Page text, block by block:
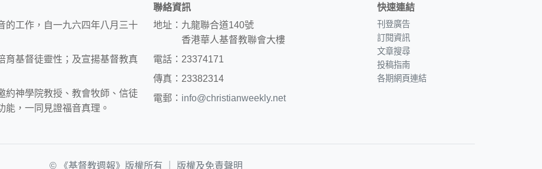
的工作，自一九六四年八月三十
育基督徒靈性；及宣揚基督教真
約神學院教授、教會牧師、信徒
，一同見證福音真理。
聯絡資訊
地址：九龍聯合道140號
香港華人基督教聯會大樓
電話：23374171
傳真：23382314
電郵： info@christianweekly.net
快速連結
刊登廣告
訂閱資訊
文章搜尋
投稿指南
各期網頁連結
© 《基督教週報》版權所有 ｜ 版權及免責聲明